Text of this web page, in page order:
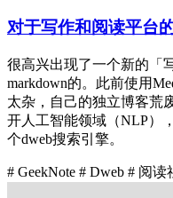
对于写作和阅读平台
很高兴出现了一个新的「
markdown的。此前使用
太杂，自己的独立博客荒
开人工智能领域（NLP）
个dweb搜索引擎。
# GeekNote # Dweb # 阅读